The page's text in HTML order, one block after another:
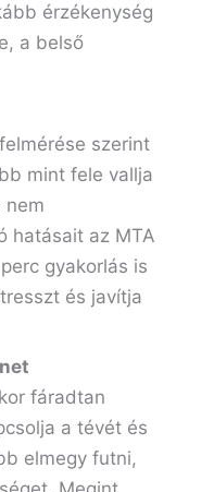
érzékenység
a belső
szerint
mint fele vallja
nem
hatásait az MTA
gyakorlás is
és javítja
fáradtan
a tévét és
elmegy futni,